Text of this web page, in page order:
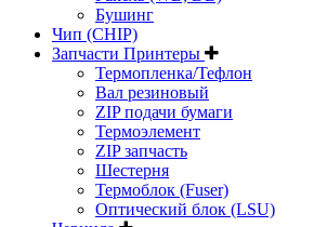
Бушинг
Чип (CHIP)
Запчасти Принтеры
Термопленка/Тефлон
Вал резиновый
ZIP подачи бумаги
Термоэлемент
ZIP запчасть
Шестерня
Термоблок (Fuser)
Оптический блок (LSU)